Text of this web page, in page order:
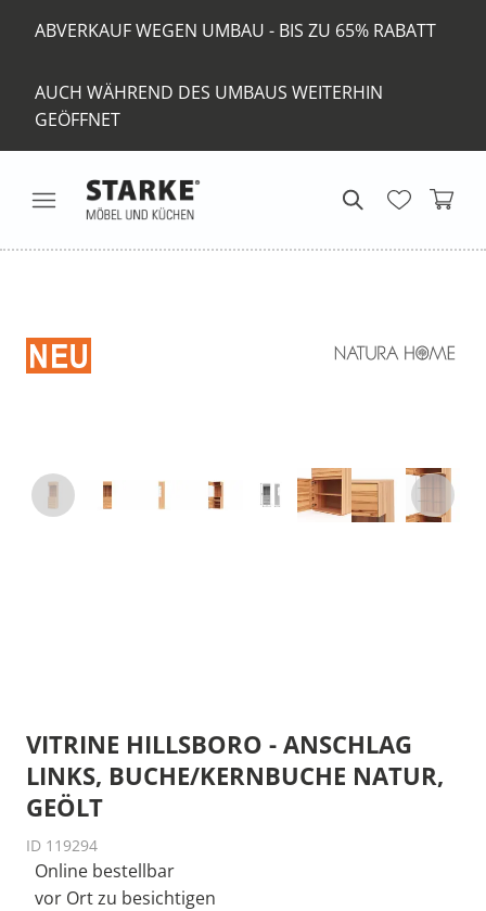
ABVERKAUF WEGEN UMBAU - BIS ZU 65% RABATT
AUCH WÄHREND DES UMBAUS WEITERHIN
GEÖFFNET
VITRINE HILLSBORO - ANSCHLAG
LINKS, BUCHE/KERNBUCHE NATUR,
GEÖLT
ID 119294
Online bestellbar
vor Ort zu besichtigen